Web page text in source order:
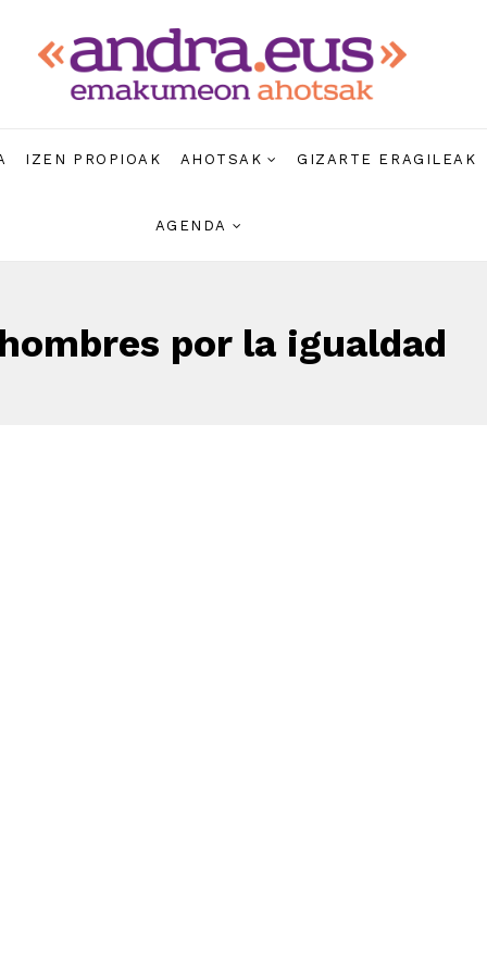
IZEN PROPIOAK AHOTSAK GIZARTE ERAGILEAK
AGENDA
hombres por la igualdad